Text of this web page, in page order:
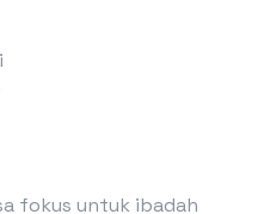
fokus untuk ibadah